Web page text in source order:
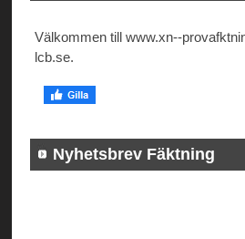
Välkommen till www.xn--
lcb.se.
Nyhetsbrev Fäktning